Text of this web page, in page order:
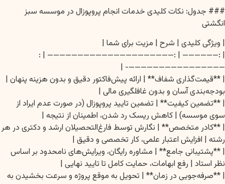
### جدول: نکات کلیدی خدمات انجام پروپوزال در موسسه سبز
انگشتی
| ویژگی کلیدی | شرح | مزیت برای شما |
| :—————— | :————————————————————— | :
————————————————- |
| **قیمت‌گذاری شفاف** | ارائه پیش‌فاکتور دقیق و بدون هزینه پنهان |
بودجه‌بندی آسان و بدون غافلگیری مالی |
| **تضمین کیفیت** | تضمین تایید پروپوزال (در صورت عدم ایراد از
سوی موسسه) | کاهش ریسک رد شدن، اطمینان از نتیجه |
| **کادر متخصص** | نگارش توسط فارغ‌التحصیلان ارشد و دکتری در هر
رشته | افزایش اعتبار علمی، کار تخصصی و دقیق |
| **پشتیبانی جامع** | مشاوره رایگان، ویرایش‌های نامحدود بر اساس
نظر استاد | رفع ابهامات، حمایت کامل تا تایید نهایی |
| **صرفه‌جویی در زمان** | تحویل به موقع پروژه و سرعت بخشیدن به